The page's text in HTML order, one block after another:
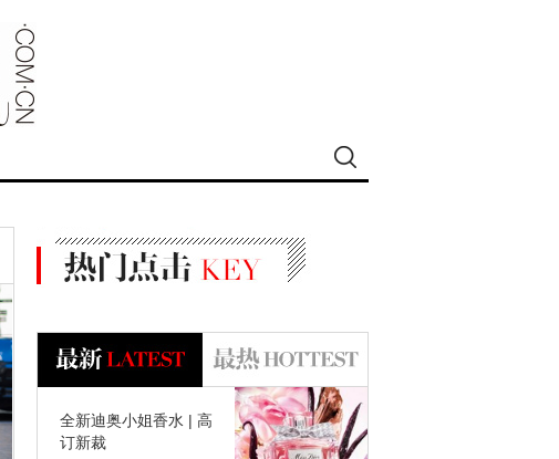
全新迪奥小姐香水 | 高
订新裁